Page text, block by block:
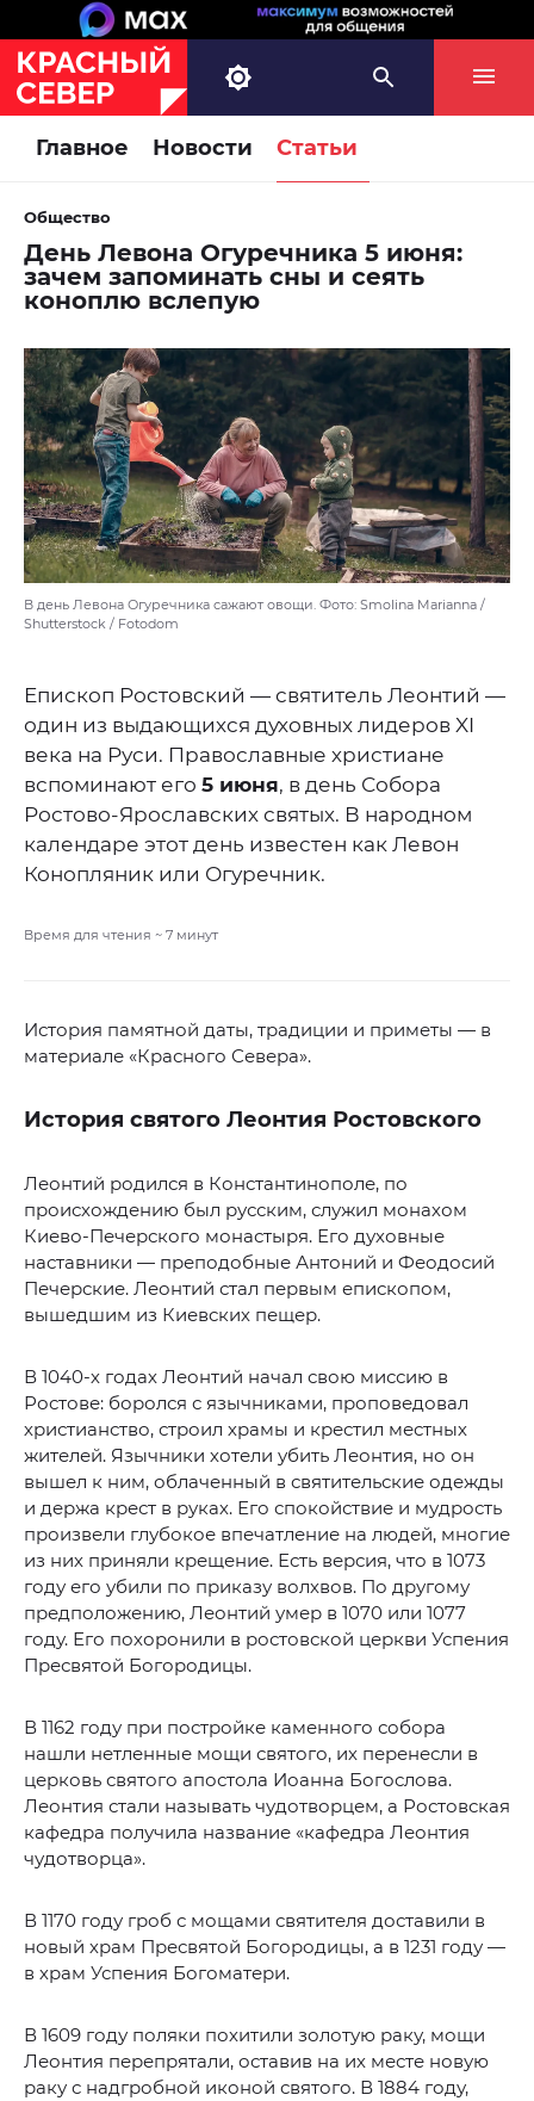
Главное Новости Статьи
Общество
День Левона Огуречника 5 июня:
зачем запоминать сны и сеять
коноплю вслепую
В день Левона Огуречника сажают овощи. Фото: Smolina Marianna /
Shutterstock / Fotodom
Епископ Ростовский — святитель Леонтий —
один из выдающихся духовных лидеров XI
века на Руси. Православные христиане
вспоминают его 5 июня, в день Собора
Ростово-Ярославских святых. В народном
календаре этот день известен как Левон
Конопляник или Огуречник.
Время для чтения ~ 7 минут
История памятной даты, традиции и приметы — в
материале «Красного Севера».
История святого Леонтия Ростовского
Леонтий родился в Константинополе, по
происхождению был русским, служил монахом
Киево-Печерского монастыря. Его духовные
наставники — преподобные Антоний и Феодосий
Печерские. Леонтий стал первым епископом,
вышедшим из Киевских пещер.
В 1040-х годах Леонтий начал свою миссию в
Ростове: боролся с язычниками, проповедовал
христианство, строил храмы и крестил местных
жителей. Язычники хотели убить Леонтия, но он
вышел к ним, облаченный в святительские одежды
и держа крест в руках. Его спокойствие и мудрость
произвели глубокое впечатление на людей, многие
из них приняли крещение. Есть версия, что в 1073
году его убили по приказу волхвов. По другому
предположению, Леонтий умер в 1070 или 1077
году. Его похоронили в ростовской церкви Успения
Пресвятой Богородицы.
В 1162 году при постройке каменного собора
нашли нетленные мощи святого, их перенесли в
церковь святого апостола Иоанна Богослова.
Леонтия стали называть чудотворцем, а Ростовская
кафедра получила название «кафедра Леонтия
чудотворца».
В 1170 году гроб с мощами святителя доставили в
новый храм Пресвятой Богородицы, а в 1231 году —
в храм Успения Богоматери.
В 1609 году поляки похитили золотую раку, мощи
Леонтия перепрятали, оставив на их месте новую
раку с надгробной иконой святого. В 1884 году,